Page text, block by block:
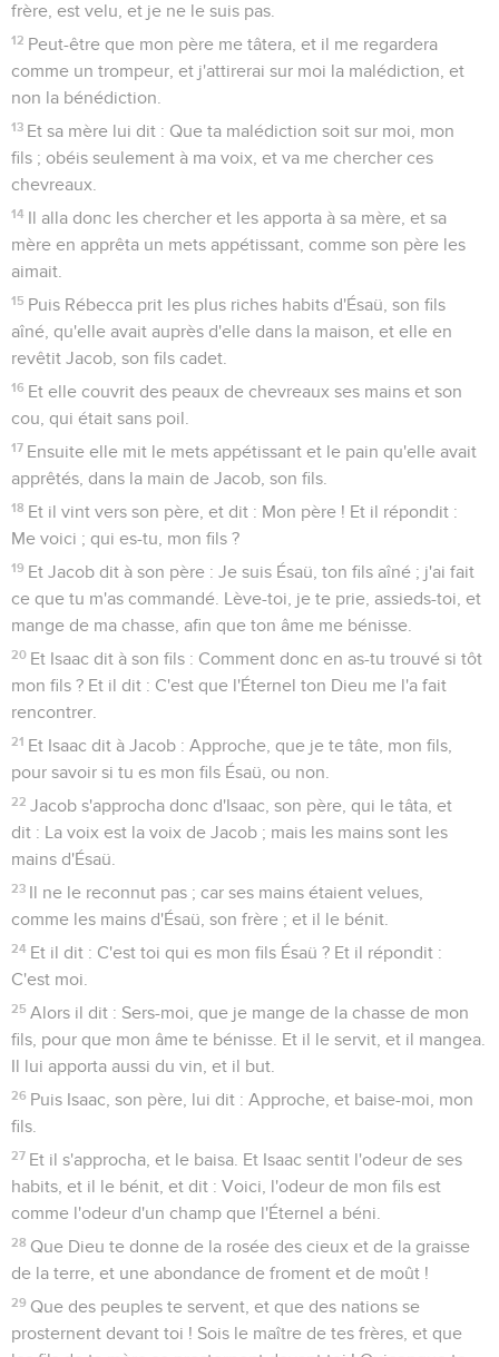
frère, est velu, et je ne le suis pas.
12 Peut-être que mon père me tâtera, et il me regardera
comme un trompeur, et j'attirerai sur moi la malédiction, et
non la bénédiction.
13 Et sa mère lui dit : Que ta malédiction soit sur moi, mon
fils ; obéis seulement à ma voix, et va me chercher ces
chevreaux.
14 Il alla donc les chercher et les apporta à sa mère, et sa
mère en apprêta un mets appétissant, comme son père les
aimait.
15 Puis Rébecca prit les plus riches habits d'Ésaü, son fils
aîné, qu'elle avait auprès d'elle dans la maison, et elle en
revêtit Jacob, son fils cadet.
16 Et elle couvrit des peaux de chevreaux ses mains et son
cou, qui était sans poil.
17 Ensuite elle mit le mets appétissant et le pain qu'elle avait
apprêtés, dans la main de Jacob, son fils.
18 Et il vint vers son père, et dit : Mon père ! Et il répondit :
Me voici ; qui es-tu, mon fils ?
19 Et Jacob dit à son père : Je suis Ésaü, ton fils aîné ; j'ai fait
ce que tu m'as commandé. Lève-toi, je te prie, assieds-toi, et
mange de ma chasse, afin que ton âme me bénisse.
20 Et Isaac dit à son fils : Comment donc en as-tu trouvé si tôt
mon fils ? Et il dit : C'est que l'Éternel ton Dieu me l'a fait
rencontrer.
21 Et Isaac dit à Jacob : Approche, que je te tâte, mon fils,
pour savoir si tu es mon fils Ésaü, ou non.
22 Jacob s'approcha donc d'Isaac, son père, qui le tâta, et
dit : La voix est la voix de Jacob ; mais les mains sont les
mains d'Ésaü.
23 Il ne le reconnut pas ; car ses mains étaient velues,
comme les mains d'Ésaü, son frère ; et il le bénit.
24 Et il dit : C'est toi qui es mon fils Ésaü ? Et il répondit :
C'est moi.
25 Alors il dit : Sers-moi, que je mange de la chasse de mon
fils, pour que mon âme te bénisse. Et il le servit, et il mangea.
Il lui apporta aussi du vin, et il but.
26 Puis Isaac, son père, lui dit : Approche, et baise-moi, mon
fils.
27 Et il s'approcha, et le baisa. Et Isaac sentit l'odeur de ses
habits, et il le bénit, et dit : Voici, l'odeur de mon fils est
comme l'odeur d'un champ que l'Éternel a béni.
28 Que Dieu te donne de la rosée des cieux et de la graisse
de la terre, et une abondance de froment et de moût !
29 Que des peuples te servent, et que des nations se
prosternent devant toi ! Sois le maître de tes frères, et que